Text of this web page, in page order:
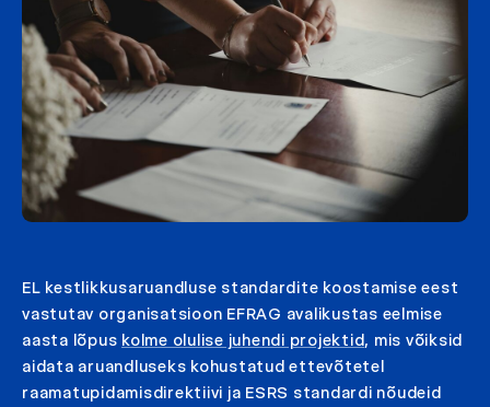
EL kestlikkusaruandluse standardite koostamise eest
vastutav organisatsioon EFRAG avalikustas eelmise
aasta lõpus kolme olulise juhendi projektid, mis võiksid
aidata aruandluseks kohustatud ettevõtetel
raamatupidamisdirektiivi ja ESRS standardi nõudeid